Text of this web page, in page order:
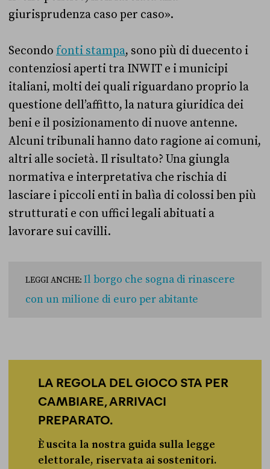
giurisprudenza caso per caso».
Secondo fonti stampa, sono più di duecento i
contenziosi aperti tra INWIT e i municipi
italiani, molti dei quali riguardano proprio la
questione dell’affitto, la natura giuridica dei
beni e il posizionamento di nuove antenne.
Alcuni tribunali hanno dato ragione ai comuni,
altri alle società. Il risultato? Una giungla
normativa e interpretativa che rischia di
lasciare i piccoli enti in balìa di colossi ben più
strutturati e con uffici legali abituati a
lavorare sui cavilli.
LEGGI ANCHE: Il borgo che sogna di rinascere
con un milione di euro per abitante
LA REGOLA DEL GIOCO STA PER
CAMBIARE, ARRIVACI
PREPARATO.
È uscita la nostra guida sulla legge
elettorale, riservata ai sostenitori.